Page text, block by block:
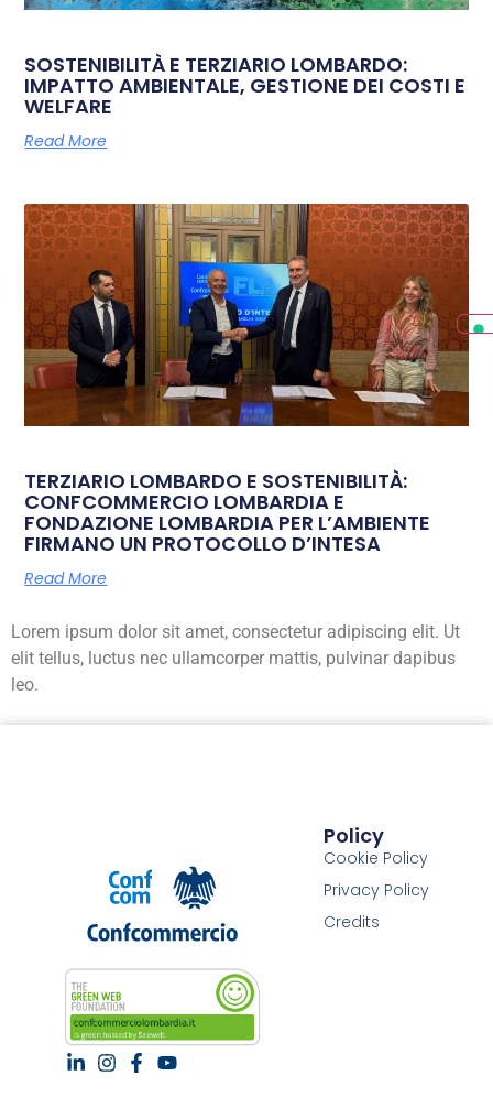
SOSTENIBILITÀ E TERZIARIO LOMBARDO:
IMPATTO AMBIENTALE, GESTIONE DEI COSTI E
WELFARE
Read More
TERZIARIO LOMBARDO E SOSTENIBILITÀ:
CONFCOMMERCIO LOMBARDIA E
FONDAZIONE LOMBARDIA PER L’AMBIENTE
FIRMANO UN PROTOCOLLO D’INTESA
Read More
Lorem ipsum dolor sit amet, consectetur adipiscing elit. Ut
elit tellus, luctus nec ullamcorper mattis, pulvinar dapibus
leo.
Policy
Cookie Policy
Privacy Policy
Credits